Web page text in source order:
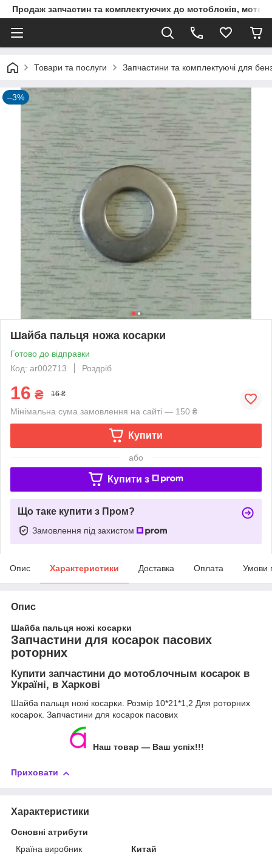
Продаж запчастин та комплектуючих до мотоблоків,
Товари та послуги Запчастини та комплектуючі для
–3%
Шайба пальця ножа косарки
Готово до відправки
Код: ar002713
Роздріб
16 ₴ 16 ₴
Мінімальна сума замовлення на сайті — 150 ₴
Купити
або
Купити з
Що таке купити з Пром?
Замовлення під захистом
Опис Характеристики Доставка Оплата Умови
Опис
Шайба пальця ножі косарки
Запчастини для косарок пасових
роторних
Купити запчастини до мотоблочным косарок в
Україні, в Харкові
Шайба пальця ножі косарки. Розмір 10*21*1,2 Для роторних
косарок. Запчастини для косарок пасових
Наш товар ― Ваш успіх!!!
Приховати
Характеристики
Основні атрибути
Країна виробник
Китай